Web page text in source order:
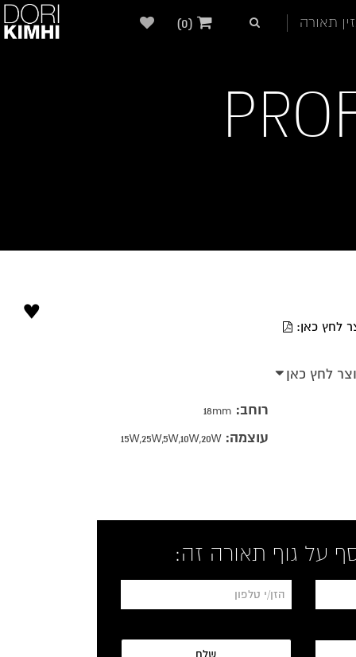
תאורה (0)
לחץ כאן: ♥
לחץ כאן
רוחב: 18mm
עוצמה: 15W,25W,5W,10W,20W
על גוף תאורה זה:
שלח